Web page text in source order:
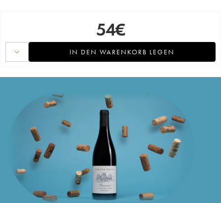
54€
IN DEN WARENKORB LEGEN